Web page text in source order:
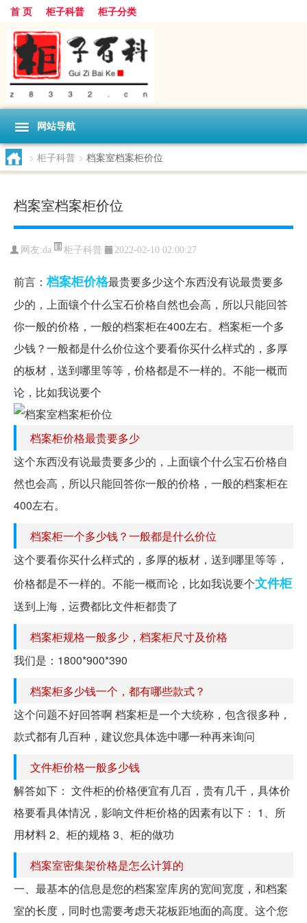
首 页 柜子科普 柜子分类
网站导航
> 柜子科普 > 档案室档案柜价位
档案室档案柜价位
网友:da 柜子科普 2022-02-10 02:00:27
前言：档案柜价格最贵要多少这个东西没有说最贵要多
少的，上面镶个什么宝石价格自然也会高，所以只能回答
你一般的价格，一般的档案柜在400左右。档案柜一个多
少钱？一般都是什么价位这个要看你买什么样式的，多厚
的板材，送到哪里等等，价格都是不一样的。不能一概而
论，比如我说要个
档案柜价格最贵要多少
这个东西没有说最贵要多少的，上面镶个什么宝石价格自
然也会高，所以只能回答你一般的价格，一般的档案柜在
400左右。
档案柜一个多少钱？一般都是什么价位
这个要看你买什么样式的，多厚的板材，送到哪里等等，
价格都是不一样的。不能一概而论，比如我说要个文件柜
送到上海，运费都比文件柜都贵了
档案柜规格一般多少，档案柜尺寸及价格
我们是：1800*900*390
档案柜多少钱一个，都有哪些款式？
这个问题不好回答啊 档案柜是一个大统称，包含很多种，
款式都有几百种，建议您具体选中哪一种再来询问
文件柜价格一般多少钱
解答如下： 文件柜的价格便宜有几百，贵有几千，具体价
格要看具体情况，影响文件柜价格的因素有以下： 1、所
用材料 2、柜的规格 3、柜的做功
档案室密集架价格是怎么计算的
一、最基本的信息是您的档案室库房的宽间宽度，和档案
室的长度，同时也需要考虑天花板距地面的高度。这个您